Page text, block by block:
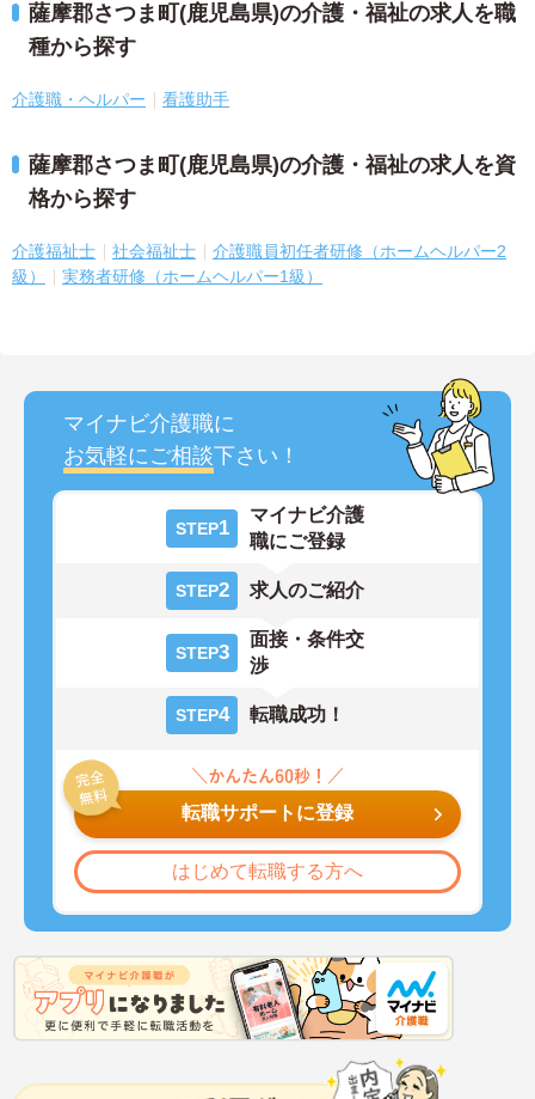
薩摩郡さつま町(鹿児島県)の介護・福祉の求人を職
種から探す
介護職・ヘルパー 看護助手
薩摩郡さつま町(鹿児島県)の介護・福祉の求人を資
格から探す
介護福祉士 社会福祉士
介護職員初任者研修（ホームヘルパー2
級）
実務者研修（ホームヘルパー1級）
マイナビ介護職に
お気軽にご相談下さい！
STEP1
マイナビ介護
職にご登録
STEP2 求人のご紹介
STEP3
面接・条件交
渉
STEP4 転職成功！
転職サポートに登録
はじめて転職する方へ